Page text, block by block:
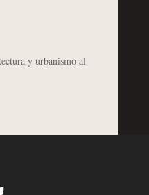
y urbanismo al